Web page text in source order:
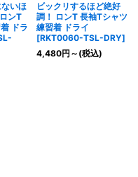
いほ
ンT
ドラ
ビックリするほど絶好
調！ ロンT 長袖Tシャツ
練習着 ドライ
[RKT0060-TSL-DRY]
4,480円 ～ (税込)